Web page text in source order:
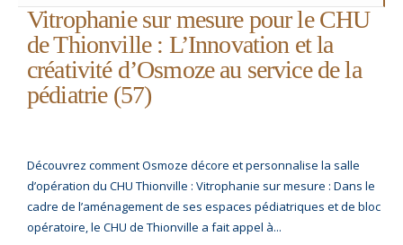
Vitrophanie sur mesure pour le CHU
de Thionville : L’Innovation et la
créativité d’Osmoze au service de la
pédiatrie (57)
Découvrez comment Osmoze décore et personnalise la salle
d’opération du CHU Thionville : Vitrophanie sur mesure : Dans le
cadre de l’aménagement de ses espaces pédiatriques et de bloc
opératoire, le CHU de Thionville a fait appel à...